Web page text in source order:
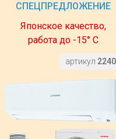
СПЕЦПРЕДЛОЖЕНИЕ
Японское качество,
работа до -15° С
артикул